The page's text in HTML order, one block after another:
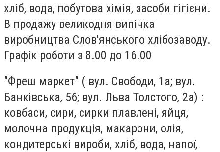
хліб, вода, побутова хімія, засоби гігієни.
В продажу великодня випічка
виробництва Слов'янського хлібозаводу.
Графік роботи з 8.00 до 16.00
"Фреш маркет" ( вул. Свободи, 1а; вул.
Банківська, 56; вул. Льва Толстого, 2а) :
ковбаси, сири, сирки плавлені, яйця,
молочна продукція, макарони, олія,
кондитерські вироби, хліб, вода, напої,